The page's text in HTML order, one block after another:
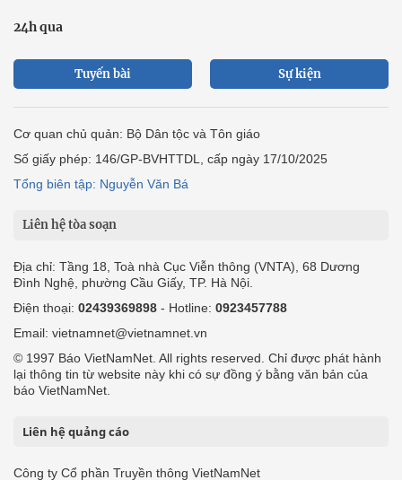
24h qua
Tuyến bài Sự kiện
Cơ quan chủ quản: Bộ Dân tộc và Tôn giáo
Số giấy phép: 146/GP-BVHTTDL, cấp ngày 17/10/2025
Tổng biên tập: Nguyễn Văn Bá
Liên hệ tòa soạn
Địa chỉ: Tầng 18, Toà nhà Cục Viễn thông (VNTA), 68 Dương
Đình Nghệ, phường Cầu Giấy, TP. Hà Nội.
Điện thoại: 02439369898 - Hotline: 0923457788
Email: vietnamnet@vietnamnet.vn
© 1997 Báo VietNamNet. All rights reserved. Chỉ được phát hành
lại thông tin từ website này khi có sự đồng ý bằng văn bản của
báo VietNamNet.
Liên hệ quảng cáo
Công ty Cổ phần Truyền thông VietNamNet